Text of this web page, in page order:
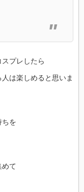
プレしたら
は楽しめると思いま
ちを
めて